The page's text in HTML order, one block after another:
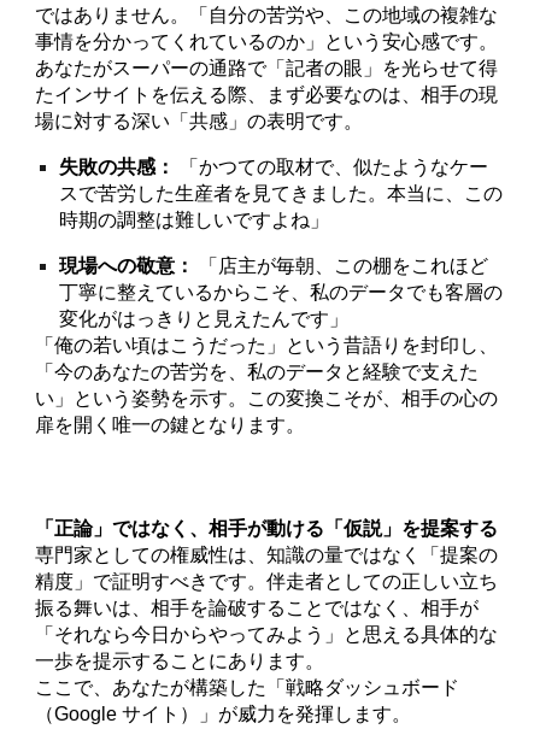
ではありません。「自分の苦労や、この地域の複雑な
事情を分かってくれているのか」という安心感です。
あなたがスーパーの通路で「記者の眼」を光らせて得
たインサイトを伝える際、まず必要なのは、相手の現
場に対する深い「共感」の表明です。
失敗の共感：
「かつての取材で、似たようなケー
スで苦労した生産者を見てきました。本当に、この
時期の調整は難しいですよね」
現場への敬意：
「店主が毎朝、この棚をこれほど
丁寧に整えているからこそ、私のデータでも客層の
変化がはっきりと見えたんです」
「俺の若い頃はこうだった」という昔語りを封印し、
「今のあなたの苦労を、私のデータと経験で支えた
い」という姿勢を示す。この変換こそが、相手の心の
扉を開く唯一の鍵となります。
「正論」ではなく、相手が動ける「仮説」を提案する
専門家としての権威性は、知識の量ではなく「提案の
精度」で証明すべきです。伴走者としての正しい立ち
振る舞いは、相手を論破することではなく、相手が
「それなら今日からやってみよう」と思える具体的な
一歩を提示することにあります。
ここで、あなたが構築した「戦略ダッシュボード
（Google サイト）」が威力を発揮します。